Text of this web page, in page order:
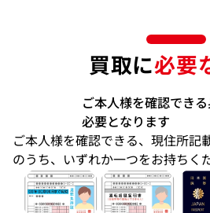
買取に必要
ご本人様を確認でき
必要となります
ご本人様を確認できる、現住所記
のうち、いずれか一つをお持ちく